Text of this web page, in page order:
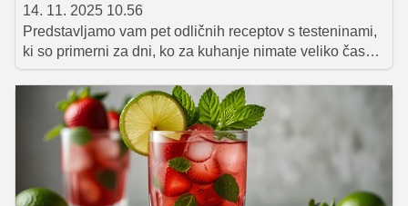
14. 11. 2025 10.56
Predstavljamo vam pet odličnih receptov s testeninami,
ki so primerni za dni, ko za kuhanje nimate veliko časa,
še vedno pa bi radi pripravili okusno domače kosilo.